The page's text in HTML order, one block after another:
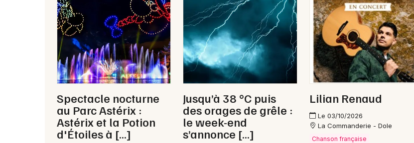
Newsletter des sorties
Artistes en tournée
Actus à Champagnole
Magazine à Champagnole
Spectacle nocturne
au Parc Astérix :
Astérix et la Potion
d'Étoiles à […]
Jusqu’à 38 °C puis
des orages de grêle :
le week-end
s’annonce […]
Lilian Renaud
Le 03/10/2026
La Commanderie - Dole
Chanson française